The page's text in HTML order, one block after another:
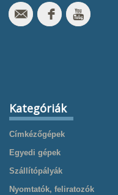
Kategóriák
Címkézőgépek
Egyedi gépek
Szállítópályák
Nyomtatók, feliratozók